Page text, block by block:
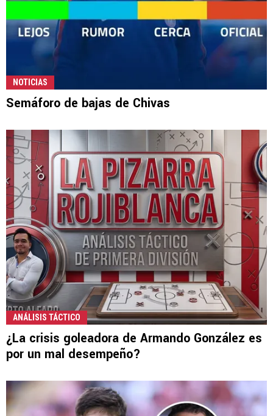
NOTICIAS
Semáforo de bajas de Chivas
ANÁLISIS TÁCTICO
¿La crisis goleadora de Armando González es
por un mal desempeño?